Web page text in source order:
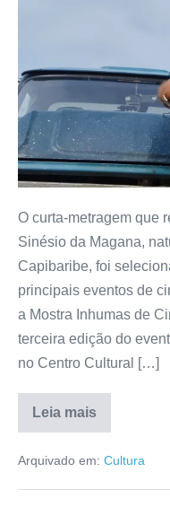
O curta-metragem que
Sinésio da Magana,
Capibaribe, foi
principais eventos de
a Mostra Inhumas de
terceira edição do
no Centro Cultural […]
Leia mais
Arquivado em: Cultura